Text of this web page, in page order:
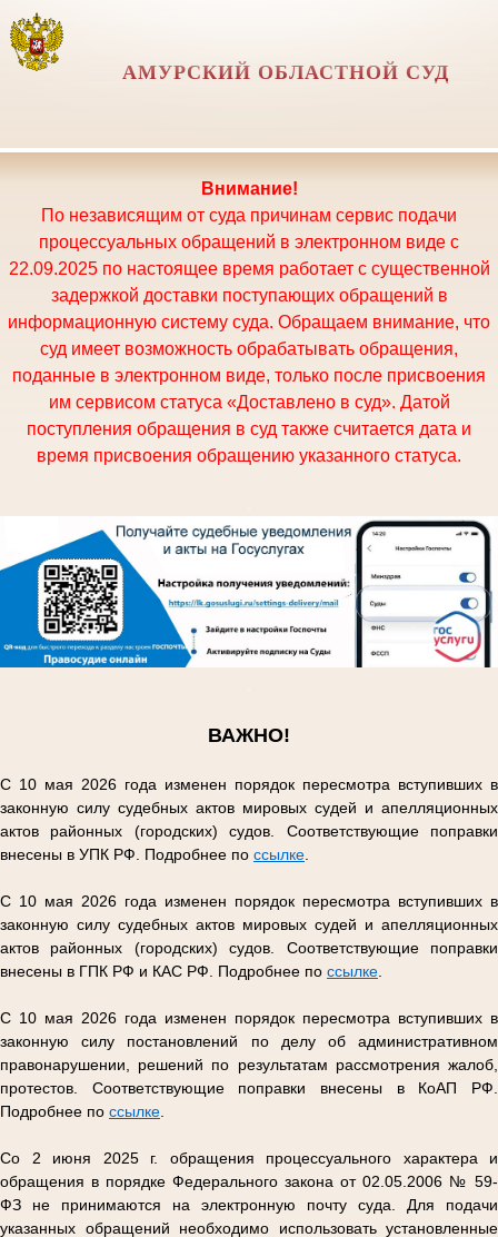
АМУРСКИЙ ОБЛАСТНОЙ СУД
Внимание!
По независящим от суда причинам сервис подачи
процессуальных обращений в электронном виде с
22.09.2025 по настоящее время работает с существенной
задержкой доставки поступающих обращений в
информационную систему суда. Обращаем внимание, что
суд имеет возможность обрабатывать обращения,
поданные в электронном виде, только после присвоения
им сервисом статуса «Доставлено в суд». Датой
поступления обращения в суд также считается дата и
время присвоения обращению указанного статуса.
ВАЖНО!
С 10 мая 2026 года изменен порядок пересмотра вступивших в
законную силу судебных актов мировых судей и апелляционных
актов районных (городских) судов. Соответствующие поправки
внесены в УПК РФ. Подробнее по ссылке
С 10 мая 2026 года изменен порядок пересмотра вступивших в
законную силу судебных актов мировых судей и апелляционных
актов районных (городских) судов. Соответствующие поправки
внесены в ГПК РФ и КАС РФ. Подробнее по ссылке
С 10 мая 2026 года изменен порядок пересмотра вступивших в
законную силу постановлений по делу об административном
правонарушении, решений по результатам рассмотрения жалоб,
протестов. Соответствующие поправки внесены в КоАП РФ.
Подробнее по ссылке
Со 2 июня 2025 г. обращения процессуального характера и
обращения в порядке Федерального закона от 02.05.2006 № 59-
ФЗ не принимаются на электронную почту суда. Для подачи
указанных обращений необходимо использовать установленные